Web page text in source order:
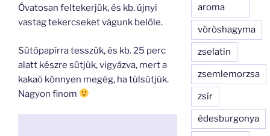
Óvatosan feltekerjük, és kb. újnyi
vastag tekercseket vágunk belőle.
Sütőpapírra tesszük, és kb. 25 perc
alatt készre sütjük, vigyázva, mert a
kakaó könnyen megég, ha túlsütjük.
Nagyon finom
aroma
vöröshagyma
zselatin
zsemlemorzsa
zsír
édesburgonya